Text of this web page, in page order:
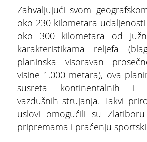
Zahvaljujući svom
oko 230 kilometara
oko 300 kilometara od
karakteristikama reljefa
planinska visoravan
visine 1.000 metara), ova
susreta kontinentalnih i
vazdušnih strujanja. Takvi
uslovi omogućili su
pripremama i praćenju
ŠTA